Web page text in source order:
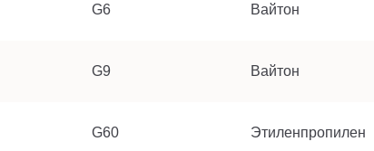
G6 Вайтон
G9 Вайтон
G60 Этиленпропилен